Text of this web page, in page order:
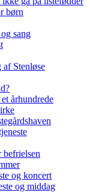
børn
sang
af Stenløse
århundrede
befrielsen
og koncert
og middag